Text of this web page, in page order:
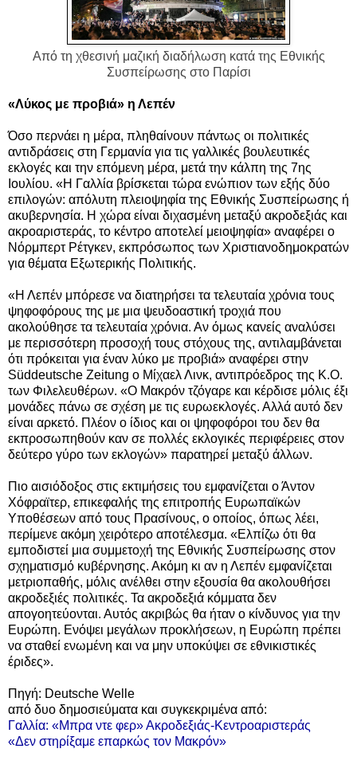
Από τη χθεσινή μαζική διαδήλωση κατά της Εθνικής
Συσπείρωσης στο Παρίσι
«Λύκος με προβιά» η Λεπέν
Όσο περνάει η μέρα, πληθαίνουν πάντως οι πολιτικές
αντιδράσεις στη Γερμανία για τις γαλλικές βουλευτικές
εκλογές και την επόμενη μέρα, μετά την κάλπη της 7ης
Ιουλίου. «Η Γαλλία βρίσκεται τώρα ενώπιον των εξής δύο
επιλογών: απόλυτη πλειοψηφία της Εθνικής Συσπείρωσης ή
ακυβερνησία. Η χώρα είναι διχασμένη μεταξύ ακροδεξιάς και
ακροαριστεράς, το κέντρο αποτελεί μειοψηφία» αναφέρει ο
Νόρμπερτ Ρέτγκεν, εκπρόσωπος των Χριστιανοδημοκρατών
για θέματα Εξωτερικής Πολιτικής.
«Η Λεπέν μπόρεσε να διατηρήσει τα τελευταία χρόνια τους
ψηφοφόρους της με μια ψευδοαστική τροχιά που
ακολούθησε τα τελευταία χρόνια. Αν όμως κανείς αναλύσει
με περισσότερη προσοχή τους στόχους της, αντιλαμβάνεται
ότι πρόκειται για έναν λύκο με προβιά» αναφέρει στην
Süddeutsche Zeitung ο Μίχαελ Λινκ, αντιπρόεδρος της Κ.Ο.
των Φιλελευθέρων. «Ο Μακρόν τζόγαρε και κέρδισε μόλις έξι
μονάδες πάνω σε σχέση με τις ευρωεκλογές. Αλλά αυτό δεν
είναι αρκετό. Πλέον ο ίδιος και οι ψηφοφόροι του δεν θα
εκπροσωπηθούν καν σε πολλές εκλογικές περιφέρειες στον
δεύτερο γύρο των εκλογών» παρατηρεί μεταξύ άλλων.
Πιο αισιόδοξος στις εκτιμήσεις του εμφανίζεται ο Άντον
Χόφραϊτερ, επικεφαλής της επιτροπής Ευρωπαϊκών
Υποθέσεων από τους Πρασίνους, ο οποίος, όπως λέει,
περίμενε ακόμη χειρότερο αποτέλεσμα. «Ελπίζω ότι θα
εμποδιστεί μια συμμετοχή της Εθνικής Συσπείρωσης στον
σχηματισμό κυβέρνησης. Ακόμη κι αν η Λεπέν εμφανίζεται
μετριοπαθής, μόλις ανέλθει στην εξουσία θα ακολουθήσει
ακροδεξιές πολιτικές. Τα ακροδεξιά κόμματα δεν
απογοητεύονται. Αυτός ακριβώς θα ήταν ο κίνδυνος για την
Ευρώπη. Ενόψει μεγάλων προκλήσεων, η Ευρώπη πρέπει
να σταθεί ενωμένη και να μην υποκύψει σε εθνικιστικές
έριδες».
Πηγή: Deutsche Welle
από δυο δημοσιεύματα και συγκεκριμένα από:
Γαλλία: «Μπρα ντε φερ» Ακροδεξιάς-Κεντροαριστεράς
«Δεν στηρίξαμε επαρκώς τον Μακρόν»